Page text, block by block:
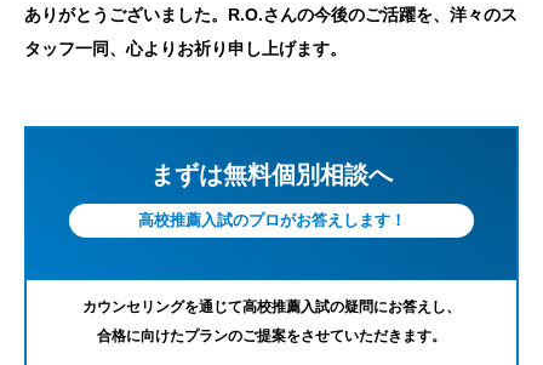
ありがとうございました。R.O.さんの今後のご活躍を、洋々のス
タッフ一同、心よりお祈り申し上げます。
まずは無料個別相談へ
高校推薦入試のプロがお答えします！
カウンセリングを通じて高校推薦入試の疑問にお答えし、
合格に向けたプランのご提案をさせていただきます。